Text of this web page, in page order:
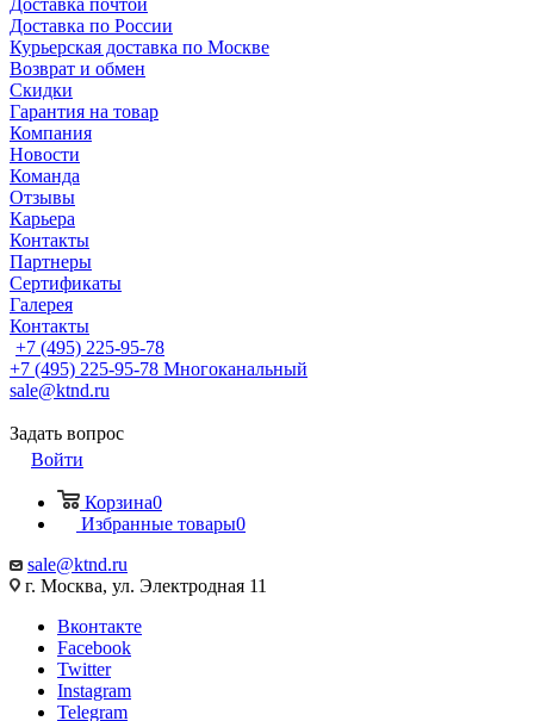
Доставка почтой
Доставка по России
Курьерская доставка по Москве
Возврат и обмен
Скидки
Гарантия на товар
Компания
Новости
Команда
Отзывы
Карьера
Контакты
Партнеры
Сертификаты
Галерея
Контакты
+7 (495) 225-95-78
+7 (495) 225-95-78 Многоканальный
sale@ktnd.ru
Задать вопрос
Войти
Корзина0
Избранные товары0
sale@ktnd.ru
г. Москва, ул. Электродная 11
Вконтакте
Facebook
Twitter
Instagram
Telegram